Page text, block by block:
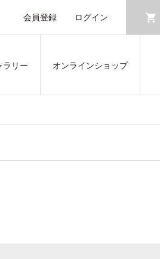
会員登録 ログイン
ラリー オンラインショップ